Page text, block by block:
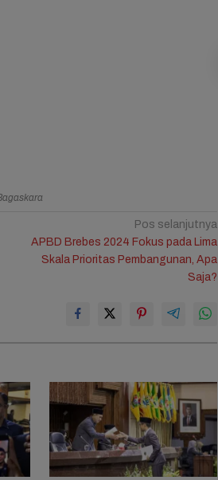
Pos selanjutnya
APBD Brebes 2024 Fokus pada Lima
Skala Prioritas Pembangunan, Apa
Saja?